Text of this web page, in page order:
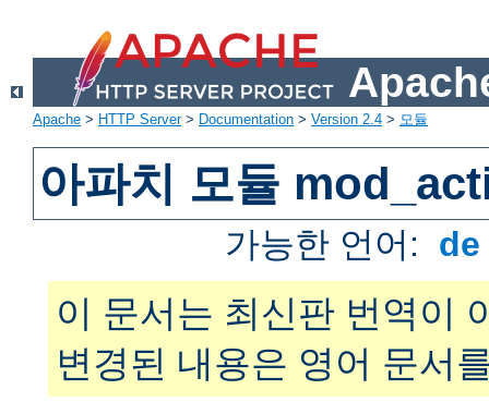
Apache > HTTP Server> Documentation > Version 2.4 > 모듈
아파치 모듈
가능한 언어:
이 문서는 최신판 번역이
변경된 내용은 영어 문서